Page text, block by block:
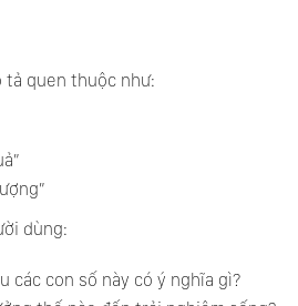
tả quen thuộc như:
dùng:
các con số này có ý nghĩa gì?